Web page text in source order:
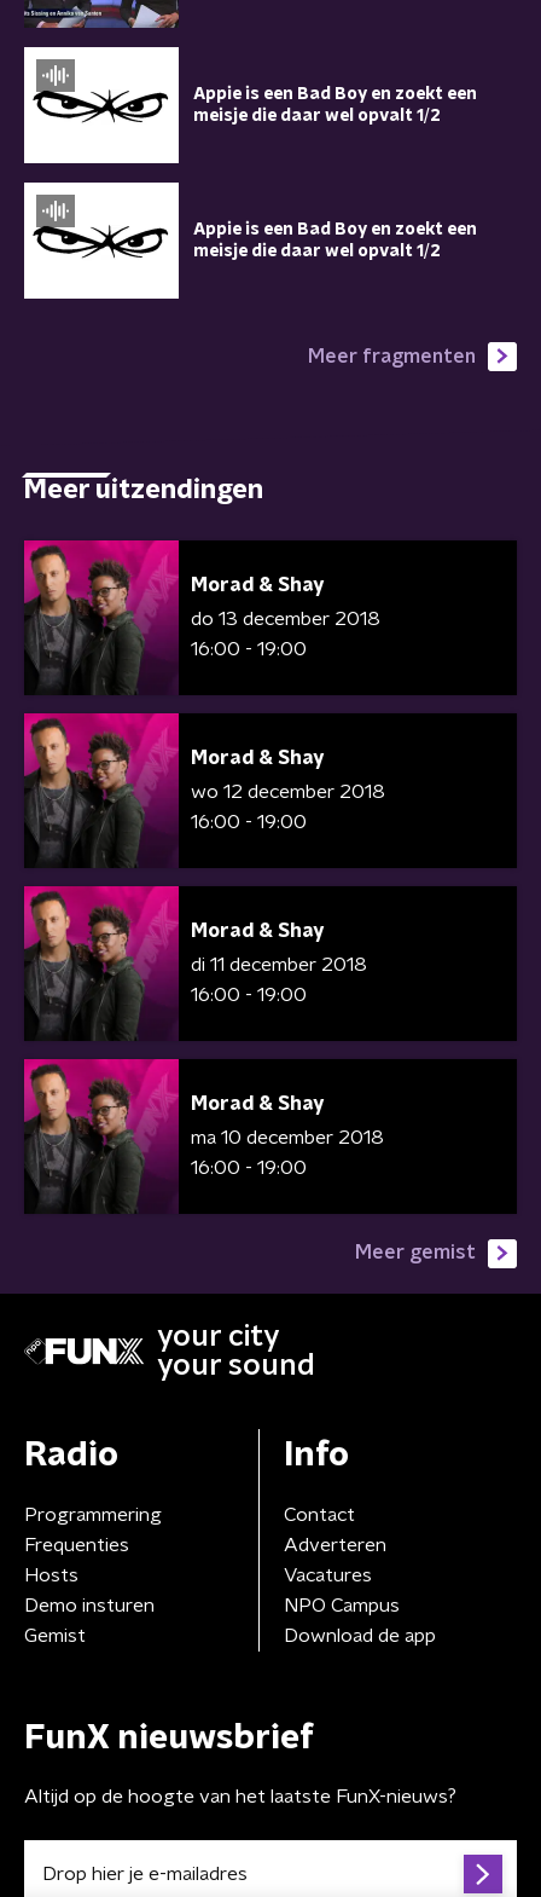
Appie is een Bad Boy en zoekt een
meisje die daar wel opvalt 1/2
Appie is een Bad Boy en zoekt een
meisje die daar wel opvalt 1/2
Meer fragmenten
Meer uitzendingen
Morad & Shay
do 13 december 2018
16:00 - 19:00
Morad & Shay
wo 12 december 2018
16:00 - 19:00
Morad & Shay
di 11 december 2018
16:00 - 19:00
Morad & Shay
ma 10 december 2018
16:00 - 19:00
Meer gemist
your city
your sound
Radio
Programmering
Frequenties
Hosts
Demo insturen
Gemist
Info
Contact
Adverteren
Vacatures
NPO Campus
Download de app
FunX nieuwsbrief
Altijd op de hoogte van het laatste FunX-nieuws?